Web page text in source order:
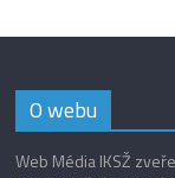
O webu
Web Média IKSŽ